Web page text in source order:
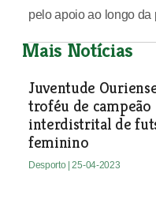
pelo apoio ao longo da
Mais Notícias
Juventude
troféu de campeão
interdistrital de
feminino
Desporto | 25-04-2023